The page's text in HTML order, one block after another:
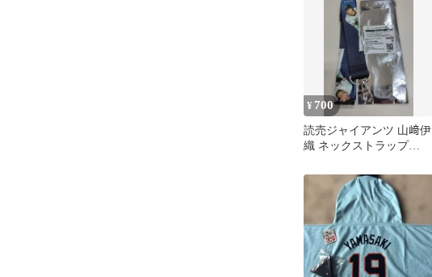
¥ 700
読売ジャイアンツ 山﨑伊
織 ネックストラップ